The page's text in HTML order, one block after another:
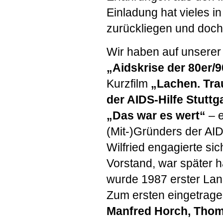
Einladung hat vieles
zurückliegen und
Wir haben auf
„Aidskrise der 80er/
Kurzfilm „Lachen.
der AIDS-Hilfe
„Das war es wert“ –
(Mit-)Gründers der
Wilfried engagierte
Vorstand, war später
wurde 1987 erster
Zum ersten
Manfred Horch,